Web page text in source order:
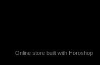
Online store built with Horoshop